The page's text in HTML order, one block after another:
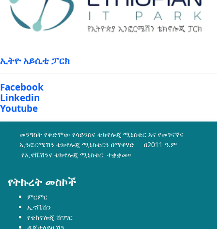
ኢትዮ አይሲቲ ፓርክ
Facebook
Linkedin
Youtube
መንግስት የቀድሞው የሳይንስና ቴክኖሎጂ ሚኒስቴር እና የመገናኛና
ኢንፎርሜሽን ቴክኖሎጂ ሚኒስቴርን በማዋሃድ በ2011 ዓ.ም
የኢኖቬሽንና ቴክኖሎጂ ሚኒስቴር ተቋቋመ፡፡
የትኩረት መስኮች
ምርምር
ኢኖቬሽን
የቴክኖሎጂ ሽግግር